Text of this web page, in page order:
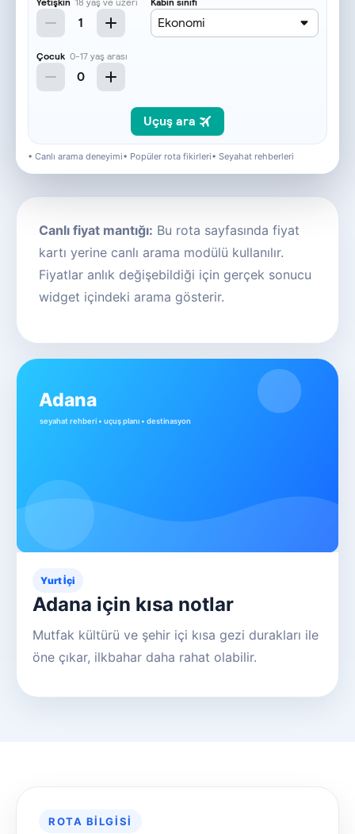
• Canlı arama deneyimi• Popüler rota fikirleri• Seyahat rehberleri
Canlı fiyat mantığı: Bu rota sayfasında fiyat
kartı yerine canlı arama modülü kullanılır.
Fiyatlar anlık değişebildiği için gerçek sonucu
widget içindeki arama gösterir.
Yurt İçi
Adana için kısa notlar
Mutfak kültürü ve şehir içi kısa gezi durakları ile
öne çıkar, ilkbahar daha rahat olabilir.
ROTA BILGISI